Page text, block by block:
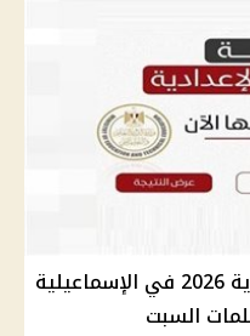
اعتماد نتيجة الشهادة الإعدادية 2026 في الإسماعيلية